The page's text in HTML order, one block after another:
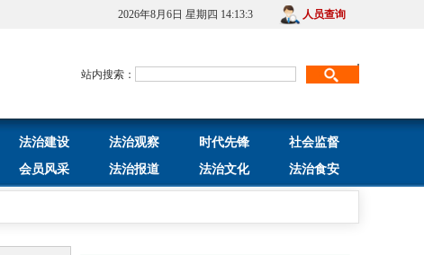
2026年8月6日 星期四 14:13:4 人员查询
站内搜索：
法治建设 法治观察 时代先锋
社会监督
会员风采 法治报道 法治文化 法治食安